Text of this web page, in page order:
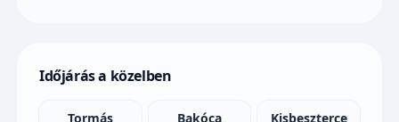
Időjárás a közelben
Tormás Bakóca Kisbeszterce